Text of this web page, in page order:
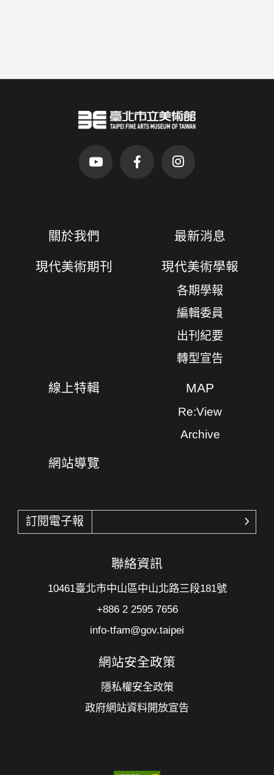
前往Youtube頻道(另開新視窗)
前往Facebook粉絲團(另開新視窗)
前往Instagram粉絲團(另
關於我們 最新消息
現代美術期刊 現代美術學報
各期學報
編輯委員
出刊紀要
轉型宣告
線上特輯 MAP
Re:View
Archive
網站導覽
訂閱電子報
確認
聯絡資訊
10461臺北市中山區中山北路三段181號
+886 2 2595 7656
info-tfam@gov.taipei
網站安全政策
隱私權安全政策
政府網站資料開放宣告